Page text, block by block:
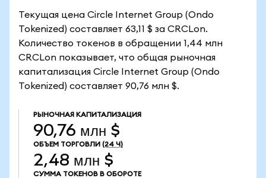
Текущая цена Circle Internet Group (Ondo
Tokenized) составляет 63,11 $ за CRCLon.
Количество токенов в обращении 1,44 млн
CRCLon показывает, что общая рыночная
капитализация Circle Internet Group (Ondo
Tokenized) составляет 90,76 млн $.
РЫНОЧНАЯ КАПИТАЛИЗАЦИЯ
90,76 млн $
ОБЪЕМ ТОРГОВЛИ (24 Ч)
2,48 млн $
СУММА ТОКЕНОВ В ОБОРОТЕ